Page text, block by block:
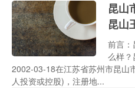
昆山
昆山
前言
么样
2002-03-18在江苏省苏州市昆山
人投资或控股)，注册地...